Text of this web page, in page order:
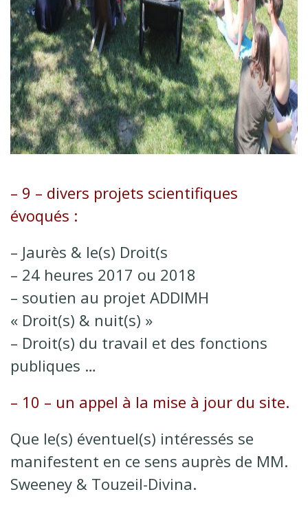
– 9 – divers projets scientifiques
évoqués :
– Jaurès & le(s) Droit(s
– 24 heures 2017 ou 2018
– soutien au projet ADDIMH
« Droit(s) & nuit(s) »
– Droit(s) du travail et des fonctions
publiques …
– 10 – un appel à la mise à jour du site.
Que le(s) éventuel(s) intéressés se
manifestent en ce sens auprès de MM.
Sweeney & Touzeil-Divina.